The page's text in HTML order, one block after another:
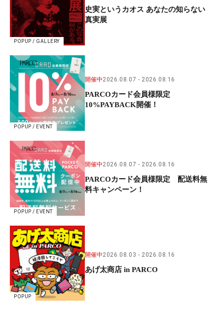
POPUP / GALLERY
史実というカオス あなたの知らない
真実展
POPUP / EVENT
開催中2026.08.07 2026.08.16
PARCOカード会員様限定
10%PAYBACK開催！
POPUP / EVENT
開催中2026.08.07 2026.08.16
PARCOカード会員様限定 配送料無
料キャンペーン！
POPUP
開催中2026.08.03 2026.08.16
あげ太商店 in PARCO